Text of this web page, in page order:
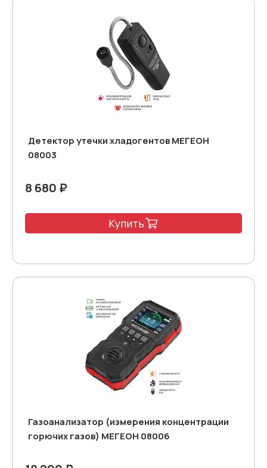
Детектор утечки хладогентов МЕГЕОН
08003
8 680 ₽
Купить
Газоанализатор (измерения концентрации
горючих газов) МЕГЕОН 08006